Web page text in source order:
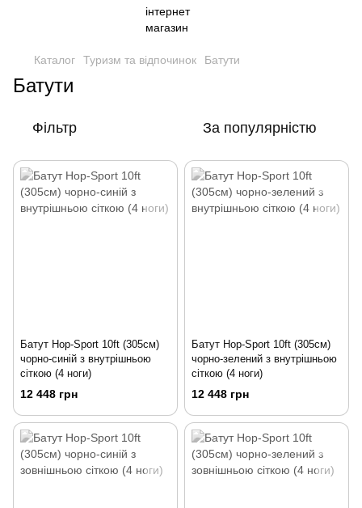
Каталог Туризм та відпочинок Батути
Батути
Фільтр За популярністю
Батут Hop-Sport 10ft (305см)
чорно-синій з внутрішньою
сіткою (4 ноги)
12 448 грн
Батут Hop-Sport 10ft (305см)
чорно-зелений з внутрішньою
сіткою (4 ноги)
12 448 грн